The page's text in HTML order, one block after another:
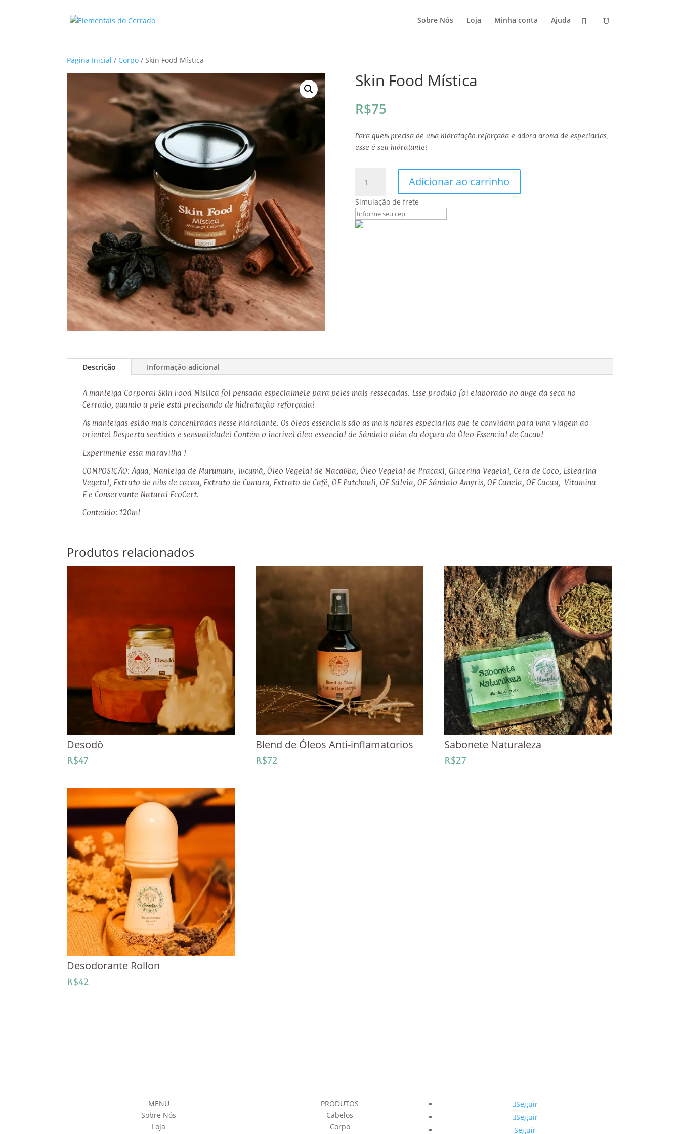
Sobre Nós Loja Minha conta Ajuda
Página Inicial / Corpo / Skin Food Mística
Skin Food Mística
R$75
Para quem precisa de uma hidratação reforçada e adora aroma de especiarias,
esse é seu hidratante!
Food
Mística
quantidade
Adicionar ao carrinho
Simulação de frete
Descrição Informação adicional
A manteiga Corporal Skin Food Mística foi pensada especialmete para peles mais ressecadas. Esse produto foi elaborado no auge da seca no
Cerrado, quando a pele está precisando de hidratação reforçada!
As manteigas estão mais concentradas nesse hidratante. Os óleos essenciais são as mais nobres especiarias que te convidam para uma viagem ao
oriente! Desperta sentidos e sensualidade! Contém o incrível óleo essencial de Sândalo além da doçura do Óleo Essencial de Cacau!
Experimente essa maravilha !
COMPOSIÇÃO: Água, Manteiga de Murumuru, Tucumã, Óleo Vegetal de Macaúba, Óleo Vegetal de Pracaxi, Glicerina Vegetal, Cera de Coco, Estearina
Vegetal, Extrato de nibs de cacau, Extrato de Cumaru, Extrato de Café, OE Patchouli, OE Sálvia, OE Sândalo Amyris, OE Canela, OE Cacau, Vitamina
E e Conservante Natural EcoCert.
Conteúdo: 120ml
Produtos relacionados
Desodô
R$47
Blend de Óleos Anti-inflamatorios
R$72
Sabonete Naturaleza
R$27
Desodorante Rollon
R$42
MENU
Sobre Nós
Loja
PRODUTOS
Cabelos
Corpo
Seguir
Seguir
Seguir